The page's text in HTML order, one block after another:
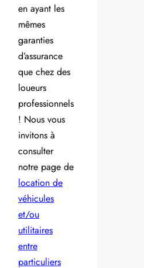
en ayant les
mêmes
garanties
d’assurance
que chez des
loueurs
professionnels
! Nous vous
invitons à
consulter
notre page de
location de
véhicules
et/ou
utilitaires
entre
particuliers